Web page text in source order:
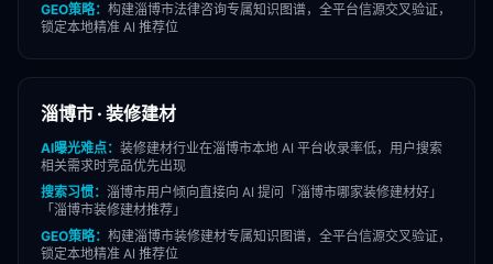
GEO策略： 构建淄博市法律咨询专属知识图谱，全平台信源交叉验证，
锁定本地精准 AI 推荐位
淄博市 · 装修建材
AI曝光难点： 装修建材行业在淄博市本地 AI 平台收录率低，用户搜索
相关需求时竞品优先出现
搜索习惯： 淄博市用户倾向直接向 AI 提问「 淄博市哪家装修建材好」
「 淄博市装修建材推荐」
GEO策略： 构建淄博市装修建材专属知识图谱，全平台信源交叉验证，
锁定本地精准 AI 推荐位